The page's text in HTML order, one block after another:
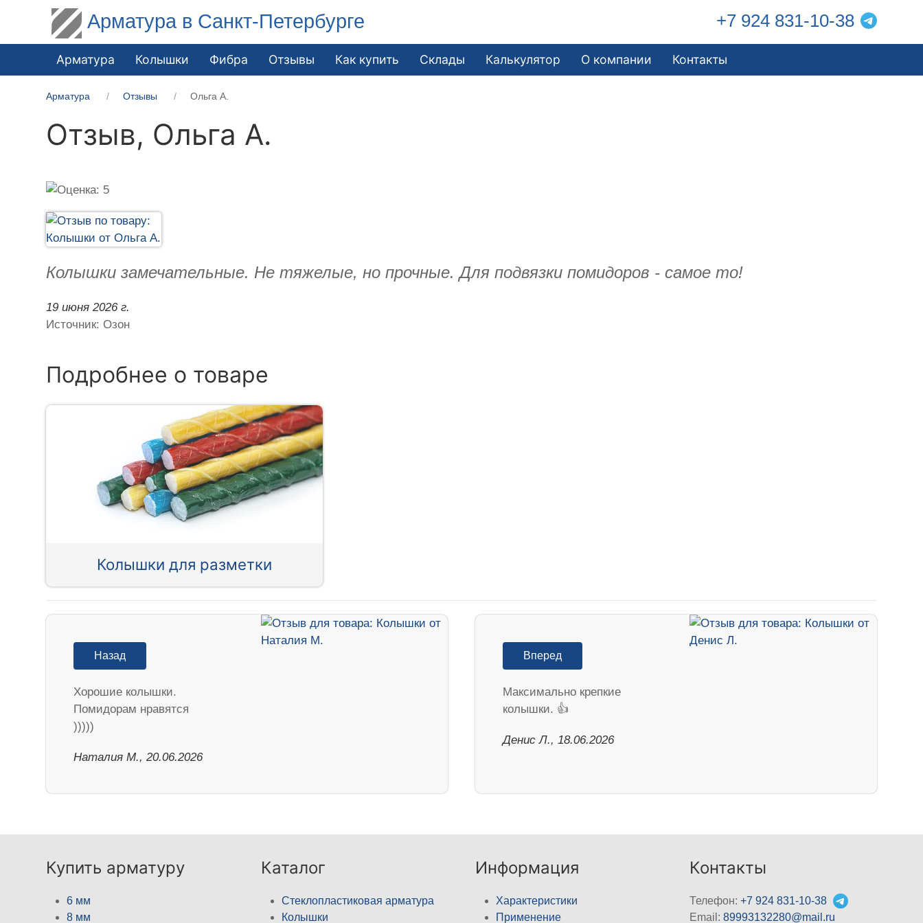
Арматура в Санкт-Петербурге +7 924 831-10-38
Арматура Колышки Фибра Отзывы Как купить Склады Калькулятор О компании Контакты
Арматура Отзывы Ольга А.
Отзыв, Ольга А.
Колышки замечательные. Не тяжелые, но прочные. Для подвязки помидоров - самое то!
19 июня 2026 г.
Источник: Озон
Подробнее о товаре
Колышки для разметки
Назад
Хорошие колышки.
Помидорам нравятся
)))))
Наталия М., 20.06.2026
Вперед
Максимально крепкие
колышки. 👍
Денис Л., 18.06.2026
Купить арматуру
6 мм
8 мм
Каталог
Стеклопластиковая арматура
Колышки
Информация
Характеристики
Применение
Контакты
Телефон:+7 924 831-10-38
Email:89993132280@mail.ru